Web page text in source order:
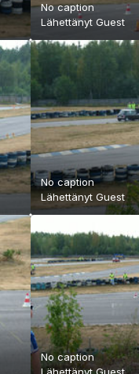
No caption
Lähettänyt Guest
No caption
Lähettänyt Guest
No caption
Lähettänyt Guest